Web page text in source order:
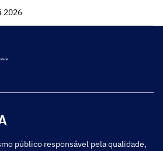
2026
público responsável pela qualidade,